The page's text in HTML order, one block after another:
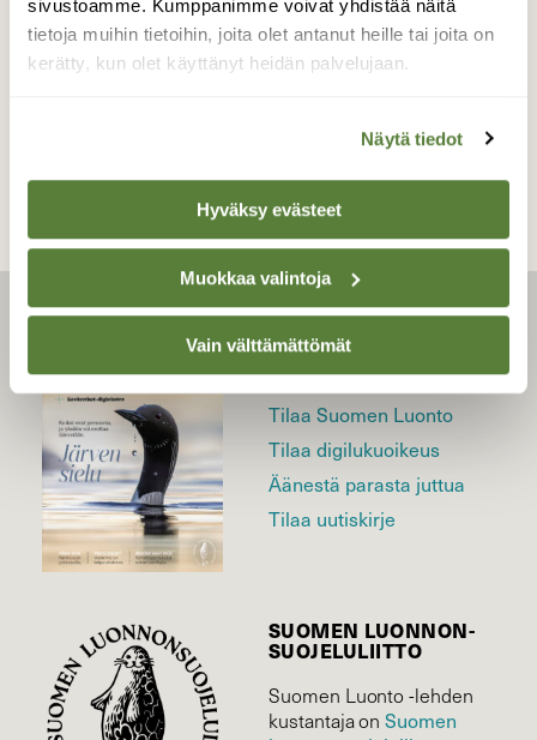
sivustoamme. Kumppanimme voivat yhdistää näitä
tietoja muihin tietoihin, joita olet antanut heille tai joita on
kerätty, kun olet käyttänyt heidän palvelujaan.
Näytä tiedot
Hyväksy evästeet
Muokkaa valintoja
Vain välttämättömät
Valokuvaaja: Hannu Tikkanen, Kajaani 27.8.2023
LEHTI
Uusin lehti
Tilaa Suomen Luonto
Tilaa digilukuoikeus
Äänestä parasta juttua
Tilaa uutiskirje
SUOMEN LUONNON­
SUOJELU­LIITTO
Suomen Luonto -lehden
kustantaja onSuomen